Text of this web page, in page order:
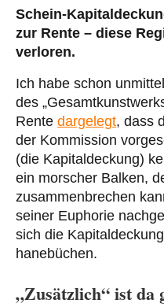
Schein-
zur Rente – diese
verloren.
Ich habe schon
des
Rente dargelegt, dass
der Kommission
(die Kapitaldeckung)
ein morscher Balken,
zusammenbrechen
seiner Euphorie
sich die
hanebüchen.
„Zusätzlich“ ist da